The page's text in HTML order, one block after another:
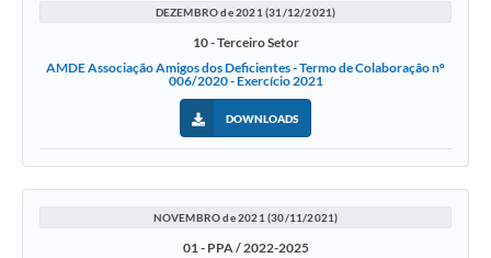
DEZEMBRO de 2021 (31/12/2021)
10 - Terceiro Setor
AMDE Associação Amigos dos Deficientes - Termo de Colaboração nº
006/2020 - Exercício 2021
DOWNLOADS
NOVEMBRO de 2021 (30/11/2021)
01 - PPA / 2022-2025